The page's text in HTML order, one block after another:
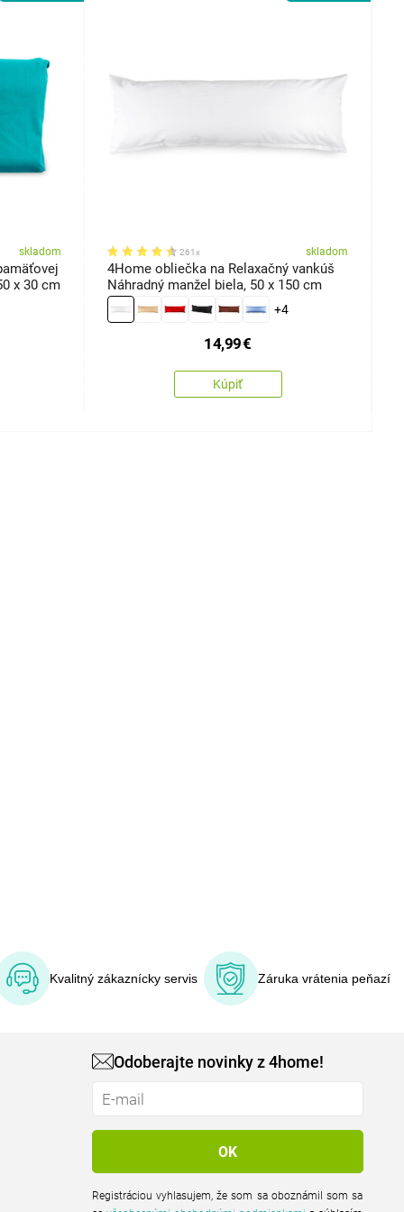
skladom
x 30 cm
261x skladom
4Home obliečka na Relaxačný vankúš
Náhradný manžel biela, 50 x 150 cm
+4
14,99€
Kúpiť
Kvalitný zákaznícky servis Záruka vrátenia peňazí
Odoberajte novinky z 4home!
Registráciou vyhlasujem, že som sa oboznámil som sa